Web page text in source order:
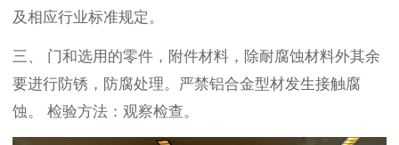
及相应行业标准规定。
三、 门和选用的零件，附件材料，除耐腐蚀材料外其余
要进行防锈，防腐处理。严禁铝合金型材发生接触腐
蚀。
检验方法：观察检查。